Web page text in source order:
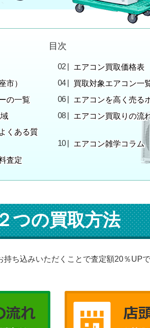
目次
エアコン買取価格表
市）
買取対象エアコン一
の一覧
エアコンを高く売る
エアコン買取りの流
くある質
エアコン雑学コラム
査定
つの買取方法
ち込みいただくことで査定額20％UP